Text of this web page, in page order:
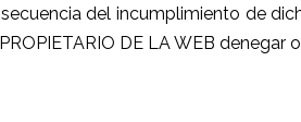
del incumplimiento de
DE LA WEB